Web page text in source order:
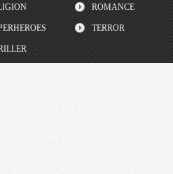
ROMANCE
TERROR